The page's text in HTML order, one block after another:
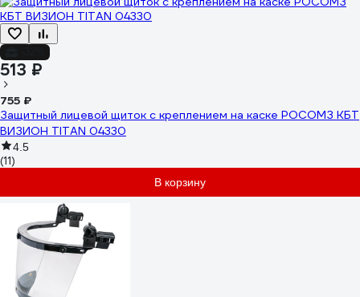
513 ₽
755 ₽
Защитный лицевой щиток с креплением на каске РОСОМЗ КБТ
ВИЗИОН TITAN 04330
4.5
(11)
В корзину